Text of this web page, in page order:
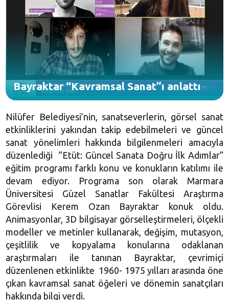
Bayraktar “Kavramsal Sanat”ı anlattı
Nilüfer Belediyesi’nin, sanatseverlerin, görsel sanat
etkinliklerini yakından takip edebilmeleri ve güncel
sanat yönelimleri hakkında bilgilenmeleri amacıyla
düzenlediği “Etüt: Güncel Sanata Doğru İlk Adımlar”
eğitim programı farklı konu ve konukların katılımı ile
devam ediyor. Programa son olarak Marmara
Üniversitesi Güzel Sanatlar Fakültesi Araştırma
Görevlisi Kerem Ozan Bayraktar konuk oldu.
Animasyonlar, 3D bilgisayar görselleştirmeleri, ölçekli
modeller ve metinler kullanarak, değişim, mutasyon,
çeşitlilik ve kopyalama konularına odaklanan
araştırmaları ile tanınan Bayraktar, çevrimiçi
düzenlenen etkinlikte 1960- 1975 yılları arasında öne
çıkan kavramsal sanat öğeleri ve dönemin sanatçıları
hakkında bilgi verdi.